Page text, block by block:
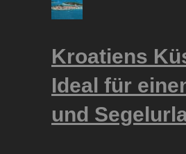
Kroatiens
Ideal für
und